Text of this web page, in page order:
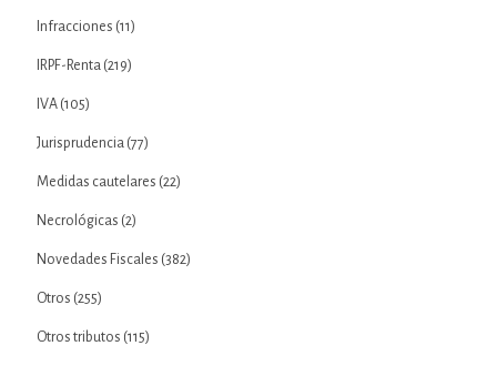
Infracciones (11)
IRPF-Renta (219)
IVA (105)
Jurisprudencia (77)
Medidas cautelares (22)
Necrológicas (2)
Novedades Fiscales (382)
Otros (255)
Otros tributos (115)